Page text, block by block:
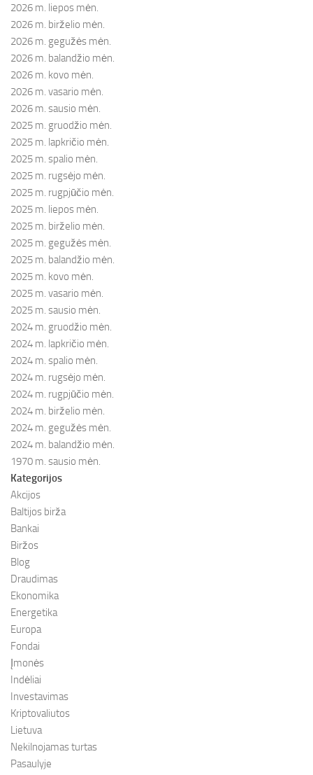
2026 m. liepos mėn.
2026 m. birželio mėn.
2026 m. gegužės mėn.
2026 m. balandžio mėn.
2026 m. kovo mėn.
2026 m. vasario mėn.
2026 m. sausio mėn.
2025 m. gruodžio mėn.
2025 m. lapkričio mėn.
2025 m. spalio mėn.
2025 m. rugsėjo mėn.
2025 m. rugpjūčio mėn.
2025 m. liepos mėn.
2025 m. birželio mėn.
2025 m. gegužės mėn.
2025 m. balandžio mėn.
2025 m. kovo mėn.
2025 m. vasario mėn.
2025 m. sausio mėn.
2024 m. gruodžio mėn.
2024 m. lapkričio mėn.
2024 m. spalio mėn.
2024 m. rugsėjo mėn.
2024 m. rugpjūčio mėn.
2024 m. birželio mėn.
2024 m. gegužės mėn.
2024 m. balandžio mėn.
1970 m. sausio mėn.
Kategorijos
Akcijos
Baltijos birža
Bankai
Biržos
Blog
Draudimas
Ekonomika
Energetika
Europa
Fondai
Įmonės
Indėliai
Investavimas
Kriptovaliutos
Lietuva
Nekilnojamas turtas
Pasaulyje